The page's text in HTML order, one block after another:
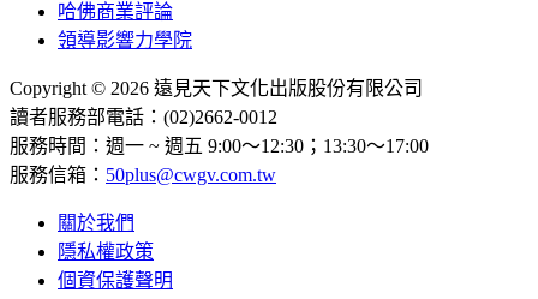
哈佛商業評論
領導影響力學院
Copyright © 2026 遠見天下文化出版股份有限公司
讀者服務部電話：(02)2662-0012
服務時間：週一 ~ 週五 9:00～12:30；13:30～17:00
服務信箱： 50plus@cwgv.com.tw
關於我們
隱私權政策
個資保護聲明